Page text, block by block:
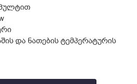
და ნათების ტემპერატურის